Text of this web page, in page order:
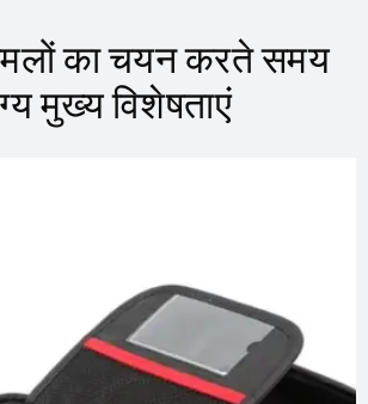
का चयन करते समय
मुख्य विशेषताएं